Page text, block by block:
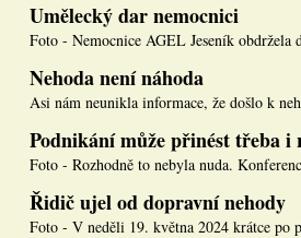
Umělecký dar nemocnici
Foto - Nemocnice AGEL Jeseník obdržela
Nehoda není náhoda
Asi nám neunikla informace, že došlo k
Podnikání může přinést třeba i
Foto - Rozhodně to nebyla nuda.
Řidič ujel od dopravní nehody
Foto - V neděli 19. května 2024 krátce